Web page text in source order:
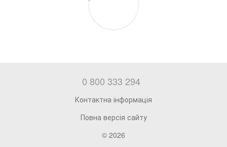
0 800 333 294
Контактна інформація
Повна версія сайту
© 2026